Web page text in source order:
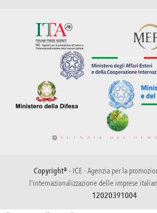
Copyright® - ICE - Agenzia per la
l'internazionalizzazione delle imprese
12020391004